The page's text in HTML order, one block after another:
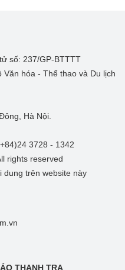
số: 237/GP-BTTTT
hóa - Thể thao và Du lịch
Hà Nội.
3728 - 1342
rights reserved
trên website này
THANH TRA